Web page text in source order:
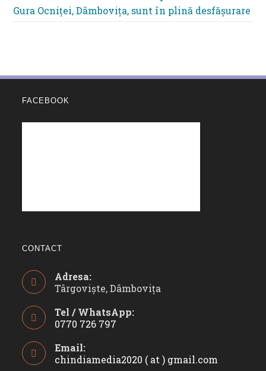
Gura Ocniței, Dâmbovița, sunt în plină desfășurare
FACEBOOK
CONTACT
Adresa:
Târgoviște, Dâmbovița
Tel / WhatsApp:
0770 726 797
in
your
Email:
chindiamedia2020 ( at ) gmail.com